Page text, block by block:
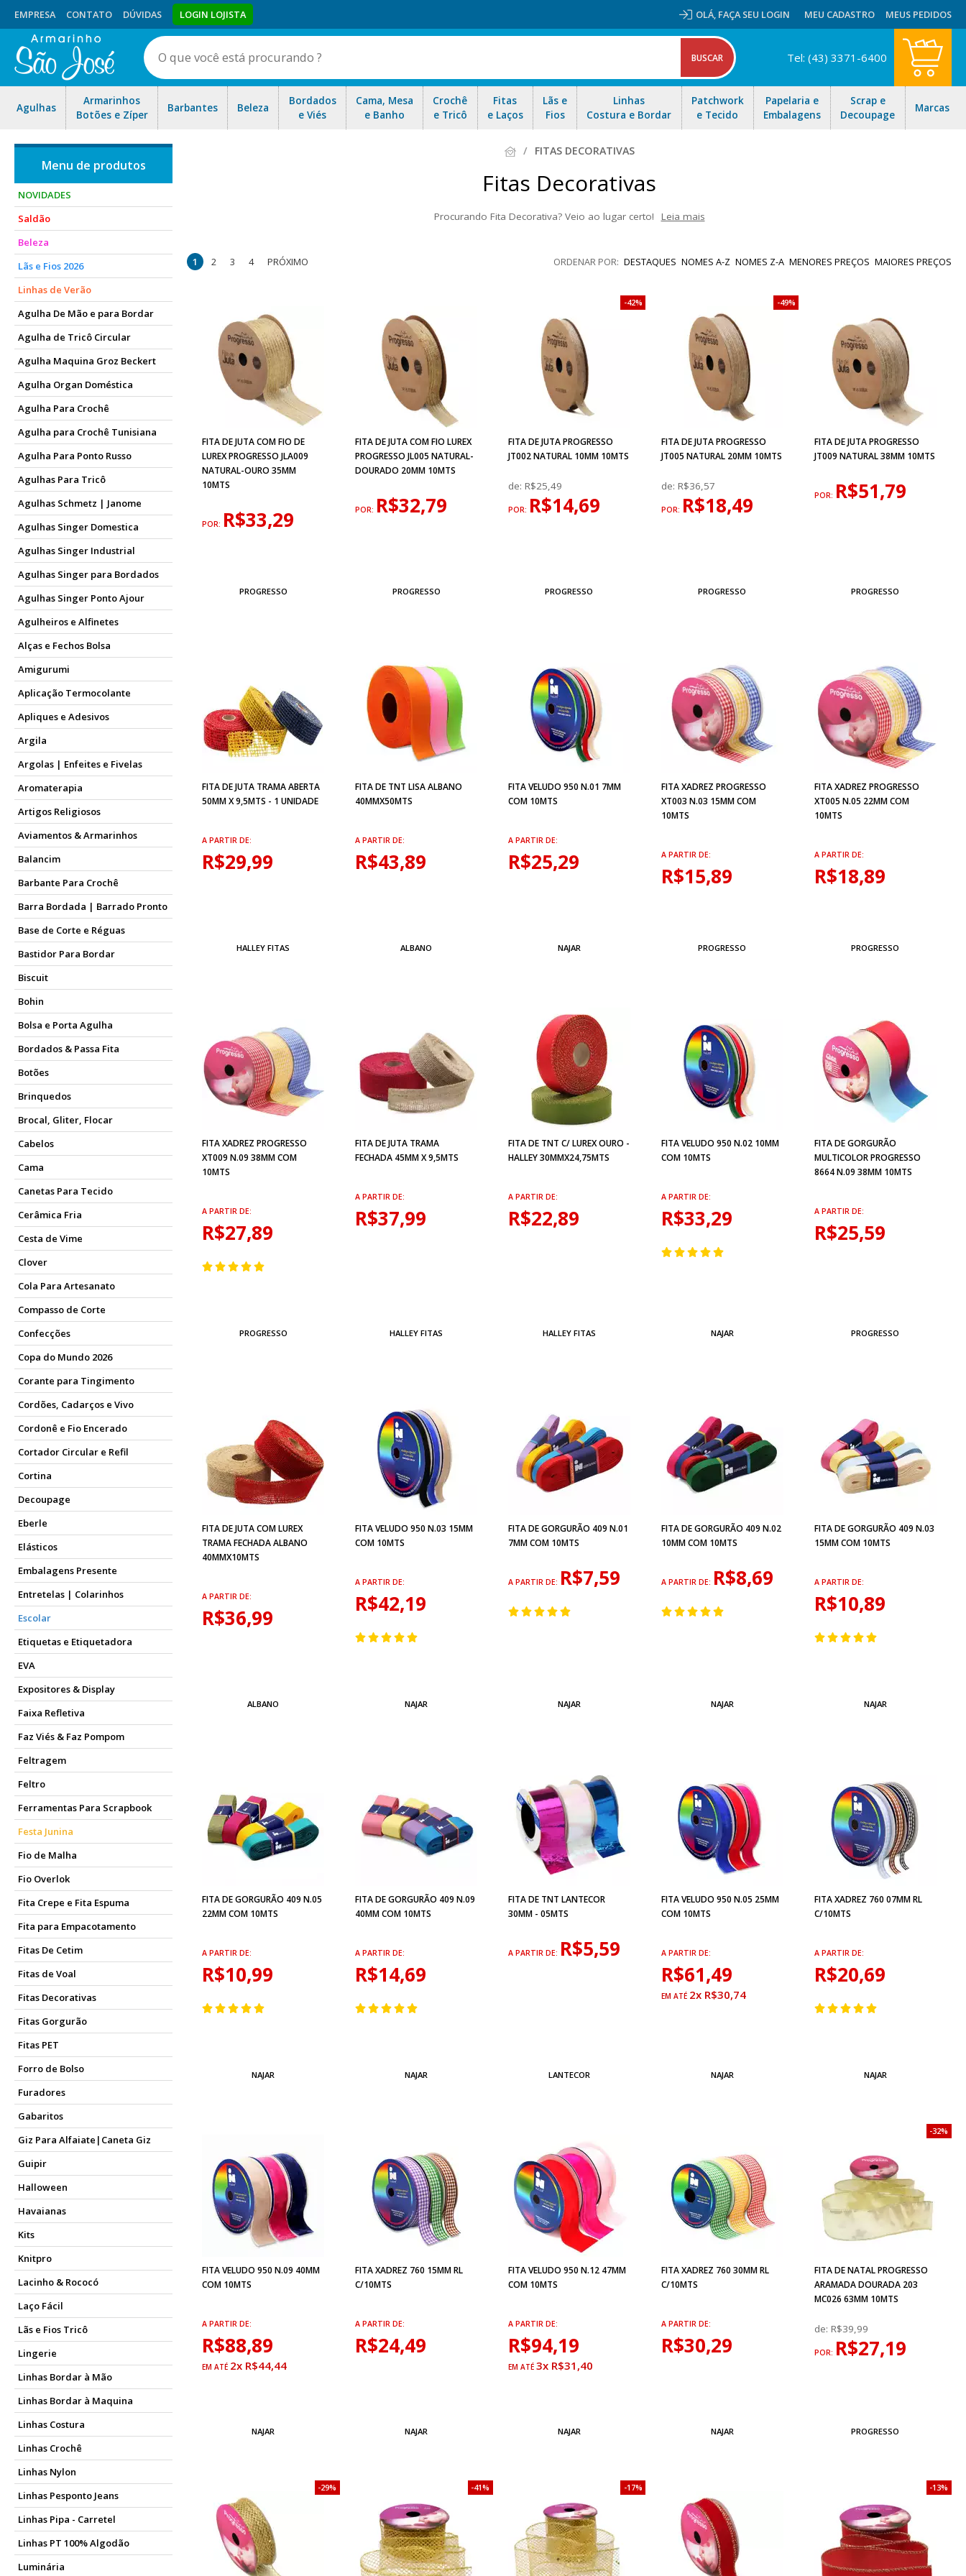
OLÁ, FAÇA SEU LOGIN
EMPRESA CONTATO DÚVIDAS LOGIN LOJISTA MEU CADASTRO MEUS PEDIDOS
Agulhas
Armarinhos
Botões e Zíper
Barbantes Beleza
Bordados
e Viés
Cama, Mesa
e Banho
Crochê
e Tricô
Fitas
e Laços
Lãs e
Fios
Linhas
Costura e Bordar
Patchwork
e Tecido
Papelaria e
Embalagens
Scrap e
Decoupage
Marcas
Tel: (43) 3371-6400
NOVIDADES
Saldão
Beleza
Lãs e Fios 2026
Linhas de Verão
Agulha De Mão e para Bordar
Agulha de Tricô Circular
Agulha Maquina Groz Beckert
Agulha Organ Doméstica
Agulha Para Crochê
Agulha para Crochê Tunisiana
Agulha Para Ponto Russo
Agulhas Para Tricô
Agulhas Schmetz | Janome
Agulhas Singer Domestica
Agulhas Singer Industrial
Agulhas Singer para Bordados
Agulhas Singer Ponto Ajour
Agulheiros e Alfinetes
Alças e Fechos Bolsa
Amigurumi
Aplicação Termocolante
Apliques e Adesivos
Argila
Argolas | Enfeites e Fivelas
Aromaterapia
Artigos Religiosos
Aviamentos & Armarinhos
Balancim
Barbante Para Crochê
Barra Bordada | Barrado Pronto
Base de Corte e Réguas
Bastidor Para Bordar
Biscuit
Bohin
Bolsa e Porta Agulha
Bordados & Passa Fita
Botões
Brinquedos
Brocal, Gliter, Flocar
Cabelos
Cama
Canetas Para Tecido
Cerâmica Fria
Cesta de Vime
Clover
Cola Para Artesanato
Compasso de Corte
Confecções
Copa do Mundo 2026
Corante para Tingimento
Cordões, Cadarços e Vivo
Cordonê e Fio Encerado
Cortador Circular e Refil
Cortina
Decoupage
Eberle
Elásticos
Embalagens Presente
Entretelas | Colarinhos
Escolar
Etiquetas e Etiquetadora
EVA
Expositores & Display
Faixa Refletiva
Faz Viés & Faz Pompom
Feltragem
Feltro
Ferramentas Para Scrapbook
Festa Junina
Fio de Malha
Fio Overlok
Fita Crepe e Fita Espuma
Fita para Empacotamento
Fitas De Cetim
Fitas de Voal
Fitas Decorativas
Fitas Gorgurão
Fitas PET
Forro de Bolso
Furadores
Gabaritos
Giz Para Alfaiate|Caneta Giz
Guipir
Halloween
Havaianas
Kits
Knitpro
Lacinho & Rococó
Laço Fácil
Lãs e Fios Tricô
Lingerie
Linhas Bordar à Mão
Linhas Bordar à Maquina
Linhas Costura
Linhas Crochê
Linhas Nylon
Linhas Pesponto Jeans
Linhas Pipa - Carretel
Linhas PT 100% Algodão
Luminária
FITAS DECORATIVAS
Fitas Decorativas
Procurando Fita Decorativa? Veio ao lugar certo!
Leia mais
DESTAQUES NOMES A-Z NOMES Z-A MENORES PREÇOS MAIORES PREÇOS
1 2 3 4 PRÓXIMO
FITA DE JUTA COM FIO DE
LUREX PROGRESSO JLA009
NATURAL-OURO 35MM
10MTS
POR: R$33,29
PROGRESSO
FITA DE JUTA COM FIO LUREX
PROGRESSO JL005 NATURAL-
DOURADO 20MM 10MTS
POR: R$32,79
PROGRESSO
FITA DE JUTA PROGRESSO
JT002 NATURAL 10MM 10MTS
de: R$25,49
POR: R$14,69
42%
PROGRESSO
FITA DE JUTA PROGRESSO
JT005 NATURAL 20MM 10MTS
de: R$36,57
POR: R$18,49
49%
PROGRESSO
FITA DE JUTA PROGRESSO
JT009 NATURAL 38MM 10MTS
POR: R$51,79
PROGRESSO
FITA DE JUTA TRAMA ABERTA
50MM X 9,5MTS - 1 UNIDADE
A PARTIR DE:
R$29,99
HALLEY FITAS
FITA DE TNT LISA ALBANO
40MMX50MTS
A PARTIR DE:
R$43,89
ALBANO
FITA VELUDO 950 N.01 7MM
COM 10MTS
A PARTIR DE:
R$25,29
NAJAR
FITA XADREZ PROGRESSO
XT003 N.03 15MM COM
10MTS
A PARTIR DE:
R$15,89
PROGRESSO
FITA XADREZ PROGRESSO
XT005 N.05 22MM COM
10MTS
A PARTIR DE:
R$18,89
PROGRESSO
FITA XADREZ PROGRESSO
XT009 N.09 38MM COM
10MTS
A PARTIR DE:
R$27,89
PROGRESSO
FITA DE JUTA TRAMA
FECHADA 45MM X 9,5MTS
A PARTIR DE:
R$37,99
HALLEY FITAS
FITA DE TNT C/ LUREX OURO -
HALLEY 30MMX24,75MTS
A PARTIR DE:
R$22,89
HALLEY FITAS
FITA VELUDO 950 N.02 10MM
COM 10MTS
A PARTIR DE:
R$33,29
NAJAR
FITA DE GORGURÃO
MULTICOLOR PROGRESSO
8664 N.09 38MM 10MTS
A PARTIR DE:
R$25,59
PROGRESSO
FITA DE JUTA COM LUREX
TRAMA FECHADA ALBANO
40MMX10MTS
A PARTIR DE:
R$36,99
ALBANO
FITA VELUDO 950 N.03 15MM
COM 10MTS
A PARTIR DE:
R$42,19
NAJAR
FITA DE GORGURÃO 409 N.01
7MM COM 10MTS
A PARTIR DE: R$7,59
NAJAR
FITA DE GORGURÃO 409 N.02
10MM COM 10MTS
A PARTIR DE: R$8,69
NAJAR
FITA DE GORGURÃO 409 N.03
15MM COM 10MTS
A PARTIR DE:
R$10,89
NAJAR
FITA DE GORGURÃO 409 N.05
22MM COM 10MTS
A PARTIR DE:
R$10,99
NAJAR
FITA DE GORGURÃO 409 N.09
40MM COM 10MTS
A PARTIR DE:
R$14,69
NAJAR
FITA DE TNT LANTECOR
30MM - 05MTS
A PARTIR DE: R$5,59
LANTECOR
FITA VELUDO 950 N.05 25MM
COM 10MTS
A PARTIR DE:
R$61,49
2x R$30,74
NAJAR
FITA XADREZ 760 07MM RL
C/10MTS
A PARTIR DE:
R$20,69
NAJAR
FITA VELUDO 950 N.09 40MM
COM 10MTS
A PARTIR DE:
R$88,89
2x R$44,44
NAJAR
FITA XADREZ 760 15MM RL
C/10MTS
A PARTIR DE:
R$24,49
NAJAR
FITA VELUDO 950 N.12 47MM
COM 10MTS
A PARTIR DE:
R$94,19
3x R$31,40
NAJAR
FITA XADREZ 760 30MM RL
C/10MTS
A PARTIR DE:
R$30,29
NAJAR
FITA DE NATAL PROGRESSO
ARAMADA DOURADA 203
MC026 63MM 10MTS
de: R$39,99
POR: R$27,19
32%
PROGRESSO
29% 41% 17% 13%